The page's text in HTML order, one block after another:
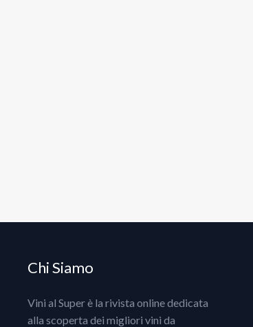
Chi Siamo
Vini al Super è la rivista online dedicata
alla scoperta dei migliori vini da